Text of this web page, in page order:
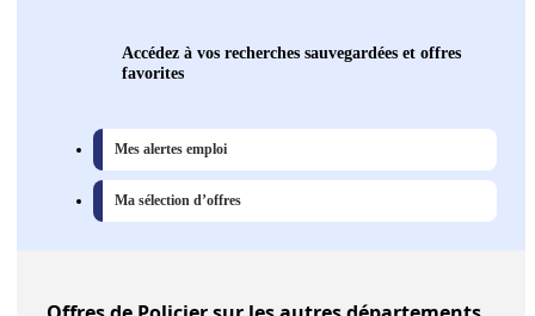
Accédez à vos recherches sauvegardées et offres
favorites
Mes alertes emploi
Ma sélection d’offres